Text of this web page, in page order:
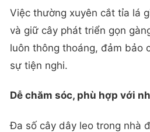
Việc thường xuyên cắt tỉa lá
và giữ cây phát triển gọn
luôn thông thoáng, đảm bảo
sự tiện nghi.
Dễ chăm sóc, phù hợp với
Đa số cây dây leo trong nhà